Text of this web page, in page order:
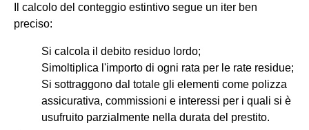
Il calcolo del conteggio estintivo segue un iter ben
preciso:
Si calcola il debito residuo lordo;
Simoltiplica l'importo di ogni rata per le rate residue;
Si sottraggono dal totale gli elementi come polizza
assicurativa, commissioni e interessi per i quali si è
usufruito parzialmente nella durata del prestito.